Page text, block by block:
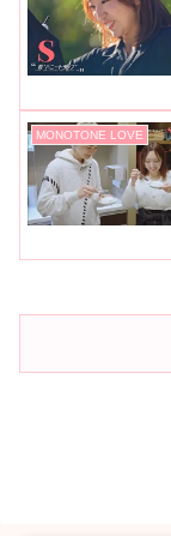
MONOTONE LOVE